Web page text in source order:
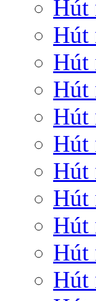
Hút
Hút
Hút
Hút
Hút
Hút
Hút
Hút
Hút
Hút
Hút